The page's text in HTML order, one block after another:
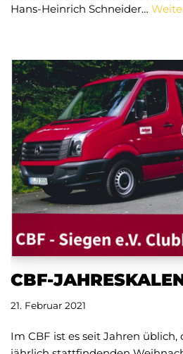
Hans-Heinrich Schneider…
CBF-
21. Februar 2021
Im CBF ist es seit Jahren